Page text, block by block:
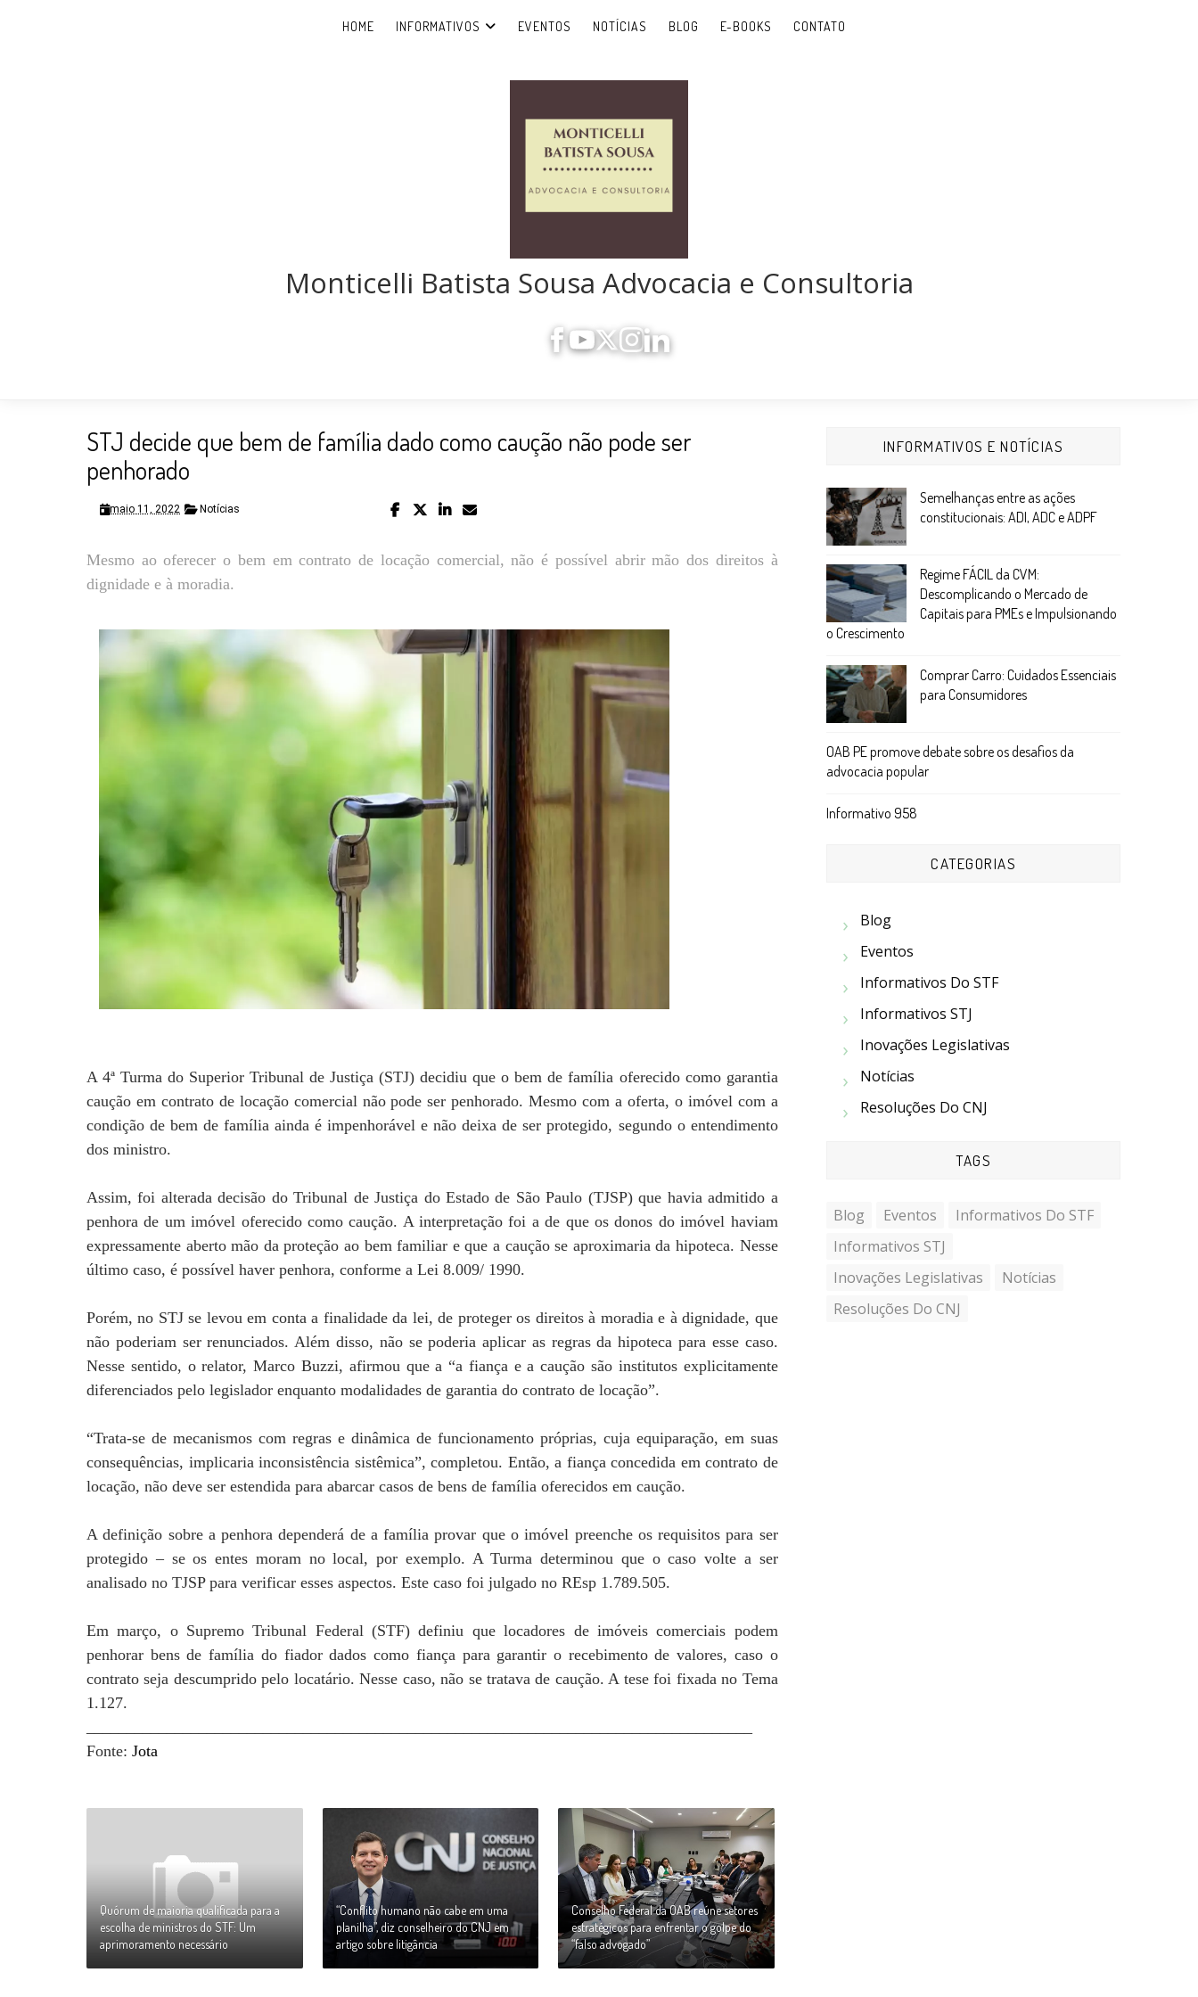
HOME INFORMATIVOS EVENTOS NOTÍCIAS BLOG E-BOOKS CONTATO
Monticelli Batista Sousa Advocacia e Consultoria
STJ decide que bem de família dado como caução não pode ser
penhorado
maio 11, 2022 Notícias
Mesmo ao oferecer o bem em contrato de locação comercial, não é possível abrir mão dos direitos à
dignidade e à moradia.
A 4ª Turma do Superior Tribunal de Justiça (STJ) decidiu que o bem de família oferecido como garantia
caução em contrato de locação comercial não pode ser penhorado. Mesmo com a oferta, o imóvel com a
condição de bem de família ainda é impenhorável e não deixa de ser protegido, segundo o entendimento
dos ministro.
Assim, foi alterada decisão do Tribunal de Justiça do Estado de São Paulo (TJSP) que havia admitido a
penhora de um imóvel oferecido como caução. A interpretação foi a de que os donos do imóvel haviam
expressamente aberto mão da proteção ao bem familiar e que a caução se aproximaria da hipoteca. Nesse
último caso, é possível haver penhora, conforme a Lei 8.009/ 1990.
Porém, no STJ se levou em conta a finalidade da lei, de proteger os direitos à moradia e à dignidade, que
não poderiam ser renunciados. Além disso, não se poderia aplicar as regras da hipoteca para esse caso.
Nesse sentido, o relator, Marco Buzzi, afirmou que a “a fiança e a caução são institutos explicitamente
diferenciados pelo legislador enquanto modalidades de garantia do contrato de locação”.
“Trata-se de mecanismos com regras e dinâmica de funcionamento próprias, cuja equiparação, em suas
consequências, implicaria inconsistência sistêmica”, completou. Então, a fiança concedida em contrato de
locação, não deve ser estendida para abarcar casos de bens de família oferecidos em caução.
A definição sobre a penhora dependerá de a família provar que o imóvel preenche os requisitos para ser
protegido – se os entes moram no local, por exemplo. A Turma determinou que o caso volte a ser
analisado no TJSP para verificar esses aspectos. Este caso foi julgado no REsp 1.789.505.
Em março, o Supremo Tribunal Federal (STF) definiu que locadores de imóveis comerciais podem
penhorar bens de família do fiador dados como fiança para garantir o recebimento de valores, caso o
contrato seja descumprido pelo locatário. Nesse caso, não se tratava de caução. A tese foi fixada no Tema
1.127.
Fonte: Jota
Quórum de maioria qualificada para a
escolha de ministros do STF: Um
aprimoramento necessário
“Conflito humano não cabe em uma
planilha”, diz conselheiro do CNJ em
artigo sobre litigância
Conselho Federal da OAB reúne setores
estratégicos para enfrentar o golpe do
“falso advogado”
INFORMATIVOS E NOTÍCIAS
Semelhanças entre as ações
constitucionais: ADI, ADC e ADPF
Regime FÁCIL da CVM:
Descomplicando o Mercado de
Capitais para PMEs e Impulsionando
o Crescimento
Comprar Carro: Cuidados Essenciais
para Consumidores
OAB PE promove debate sobre os desafios da
advocacia popular
Informativo 958
CATEGORIAS
Blog
Eventos
Informativos Do STF
Informativos STJ
Inovações Legislativas
Notícias
Resoluções Do CNJ
TAGS
Blog Eventos
Informativos Do STF
Informativos STJ
Inovações Legislativas
Notícias
Resoluções Do CNJ